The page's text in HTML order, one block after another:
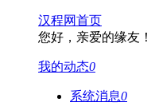
汉程网首页
您好，亲爱的缘友！
我的动态0
系统消息0